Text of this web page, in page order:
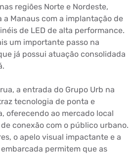
regiões Norte e Nordeste,
Manaus com a implantação de
de LED de alta performance.
um importante passo na
já possui atuação consolidada
a entrada do Grupo Urb na
tecnologia de ponta e
oferecendo ao mercado local
conexão com o público urbano.
o apelo visual impactante e a
permitem que as